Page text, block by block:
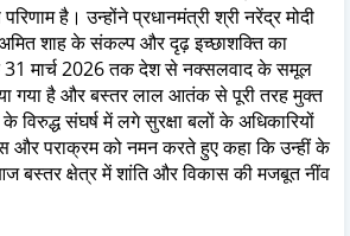
है। उन्होंने प्रधानमंत्री श्री नरेंद्र मोदी
शाह के संकल्प और दृढ़ इच्छाशक्ति का
मार्च 2026 तक देश से नक्सलवाद के समूल
गया है और बस्तर लाल आतंक से पूरी तरह मुक्त
विरुद्ध संघर्ष में लगे सुरक्षा बलों के अधिकारियों
और पराक्रम को नमन करते हुए कहा कि उन्हीं के
बस्तर क्षेत्र में शांति और विकास की मजबूत नींव